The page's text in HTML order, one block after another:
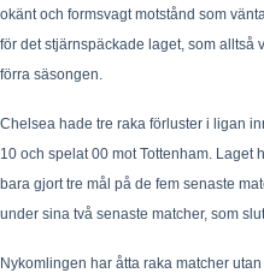
okänt och formsvagt motstånd som
för det stjärnspäckade laget, som alltså
förra säsongen.
Chelsea hade tre raka förluster i ligan
10 och spelat 00 mot Tottenham.
bara gjort tre mål på de fem senaste
under sina två senaste matcher, som
Nykomlingen har åtta raka matcher